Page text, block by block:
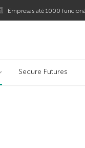
Empresas até 1000
Secure Futures